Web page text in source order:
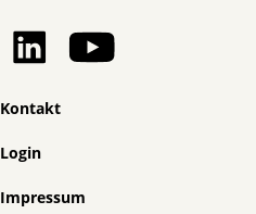
Kontakt
Login
Impressum